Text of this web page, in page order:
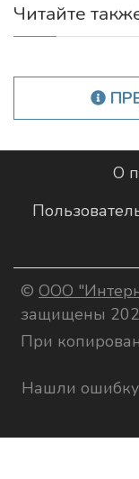
Читайте
О
© ООО
защищены
При
Нашли ошибку